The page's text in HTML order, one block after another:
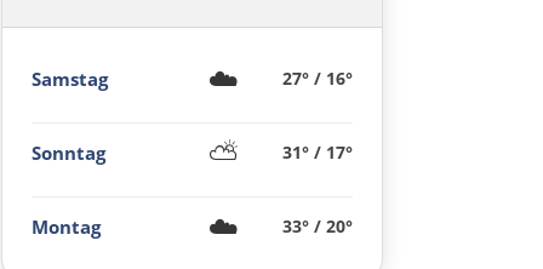
Esztergom
Budapest
Jászberény
Tiszafüred
Samstag ☁️ 27° / 16°
Sonntag ⛅ 31° / 17°
Montag ☁️ 33° / 20°